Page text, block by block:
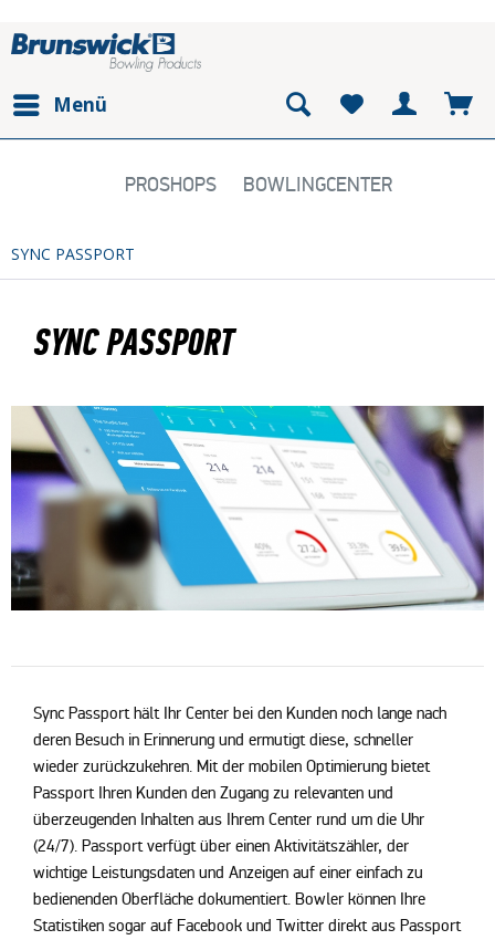
Menü
PROSHOPS BOWLINGCENTER
SYNC PASSPORT
SYNC PASSPORT
Sync Passport hält Ihr Center bei den Kunden noch lange nach
deren Besuch in Erinnerung und ermutigt diese, schneller
wieder zurückzukehren. Mit der mobilen Optimierung bietet
Passport Ihren Kunden den Zugang zu relevanten und
überzeugenden Inhalten aus Ihrem Center rund um die Uhr
(24/7). Passport verfügt über einen Aktivitätszähler, der
wichtige Leistungsdaten und Anzeigen auf einer einfach zu
bedienenden Oberfläche dokumentiert. Bowler können Ihre
Statistiken sogar auf Facebook und Twitter direkt aus Passport